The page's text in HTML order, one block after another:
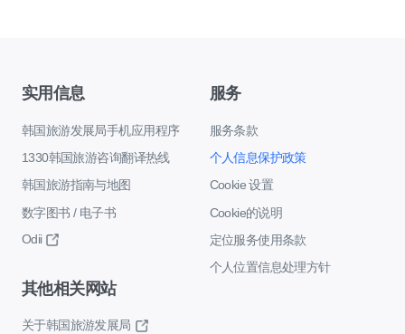
实用信息
韩国旅游发展局手机应用程序
1330韩国旅游咨询翻译热线
韩国旅游指南与地图
数字图书 / 电子书
Odii
服务
服务条款
个人信息保护政策
Cookie 设置
Cookie的说明
定位服务使用条款
个人位置信息处理方针
其他相关网站
关于韩国旅游发展局